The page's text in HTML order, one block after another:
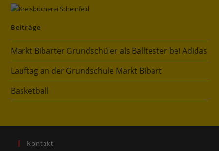
Beiträge
Markt Bibarter Grundschüler als Balltester bei Adidas
Lauftag an der Grundschule Markt Bibart
Basketball
Kontakt